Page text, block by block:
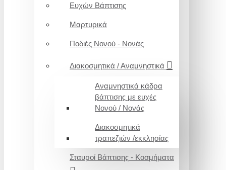
Ευχών Βάπτισης
Μαρτυρικά
Ποδιές Νονού - Νονάς
Διακοσμητικά / Αναμνηστικά
Αναμνηστικά κάδρα
βάπτισης με ευχές
Νονού / Νονάς
Διακοσμητικά
τραπεζιών /εκκλησίας
Σταυροί Βάπτισης - Κοσμήματα